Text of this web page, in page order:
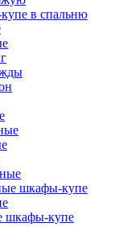
в спальню
шкафы-купе
шкафы-купе